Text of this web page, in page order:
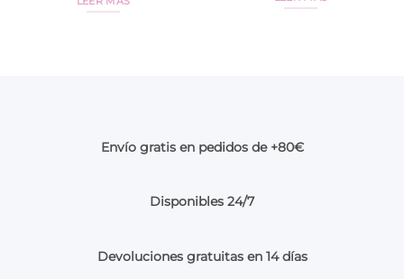
Envío gratis en pedidos de +80€
Disponibles 24/7
Devoluciones gratuitas en 14 días